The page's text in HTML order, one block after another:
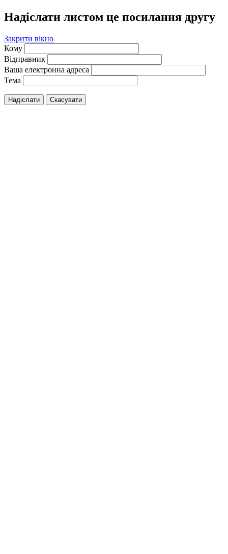
Надіслати листом це посилання другу
Закрити вікно
Кому
Відправник
Ваша електронна адреса
Тема
Надіслати Скасувати